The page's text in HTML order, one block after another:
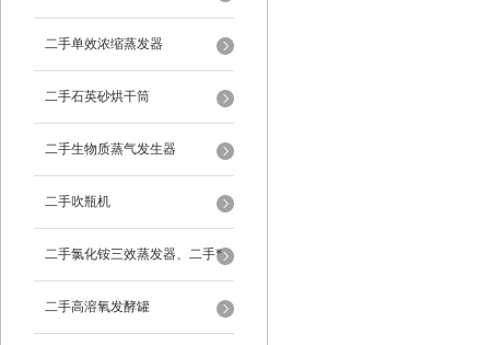
二手单效浓缩蒸发器
二手石英砂烘干筒
二手生物质蒸气发生器
二手吹瓶机
二手氯化铵三效蒸发器、二手*
蒸发器
二手高溶氧发酵罐